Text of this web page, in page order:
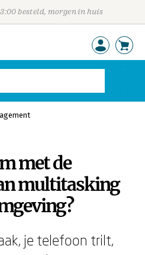
besteld, morgen in huis
met de
multitasking
je telefoon trilt,